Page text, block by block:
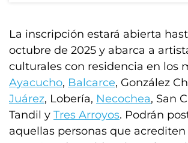
La inscripción estará abierta
octubre de 2025 y abarca a
culturales con residencia en los
Ayacucho, Balcarce, González
Juárez, Lobería, Necochea, San
Tandil y Tres Arroyos. Podrán
aquellas personas que